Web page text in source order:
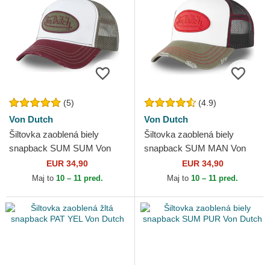
(5)
Von Dutch
Šiltovka zaoblená biely
snapback SUM SUM Von
EUR 34,90
Maj to 10 – 11 pred.
(4.9)
Von Dutch
Šiltovka zaoblená biely
snapback SUM MAN Von
EUR 34,90
Maj to 10 – 11 pred.